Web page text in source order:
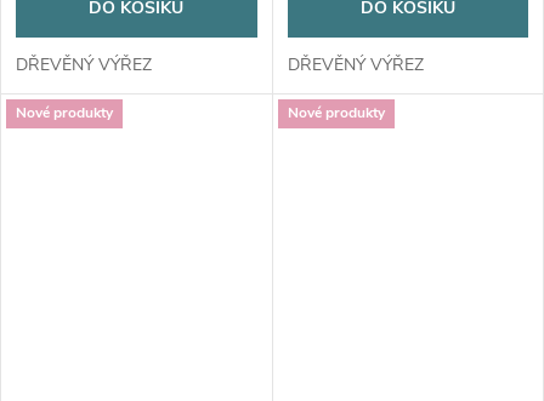
DO KOŠÍKU
DŘEVĚNÝ VÝŘEZ
DO KOŠÍKU
DŘEVĚNÝ VÝŘEZ
Nové produkty Nové produkty